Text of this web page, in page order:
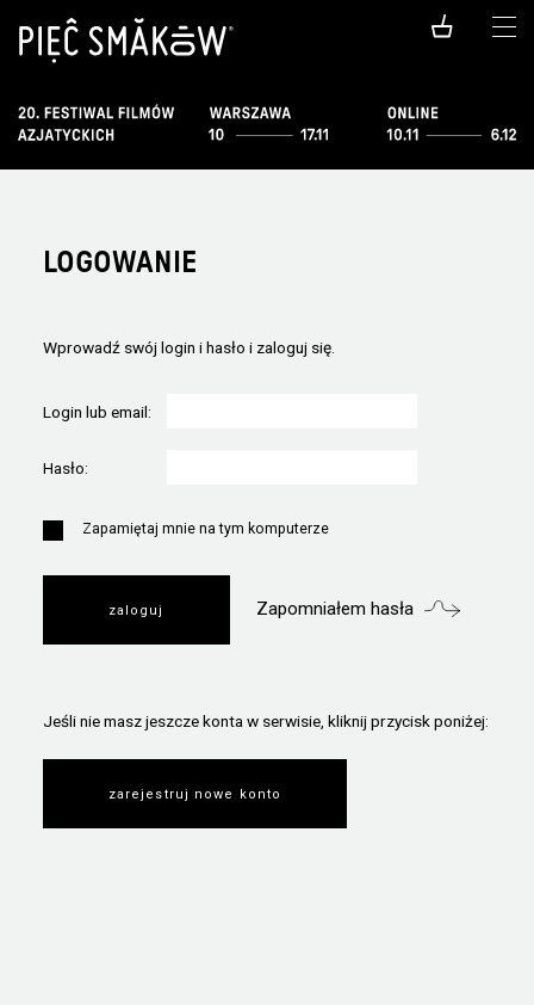
LOGOWANIE
Wprowadź swój login i hasło i zaloguj się.
Login lub email:
Hasło:
Zapamiętaj mnie na tym komputerze
Zapomniałem hasła
Jeśli nie masz jeszcze konta w serwisie, kliknij przycisk poniżej:
zarejestruj nowe konto